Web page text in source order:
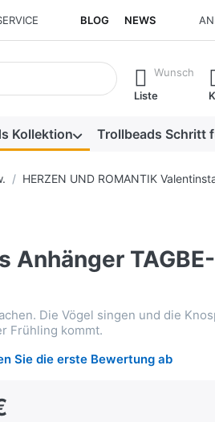
BLOG NEWS
erste Ergebnisse. Drücken Sie
Wunsch
Liste
Kollektion Trollbeads Schritt
HERZEN UND ROMANTIK
Anhänger TAGBE-
Die Vögel singen und die
Frühling kommt.
Sie die erste Bewertung ab